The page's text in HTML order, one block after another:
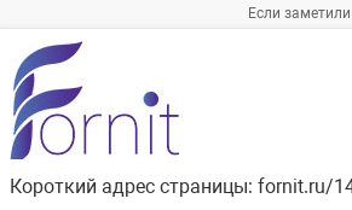
Если
Короткий адрес страницы: fornit.ru/